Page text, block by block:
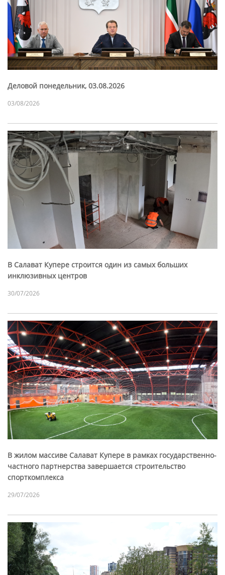
Деловой понедельник, 03.08.2026
03/08/2026
В Салават Купере строится один из самых больших
инклюзивных центров
30/07/2026
В жилом массиве Салават Купере в рамках государственно-
частного партнерства завершается строительство
спорткомплекса
29/07/2026